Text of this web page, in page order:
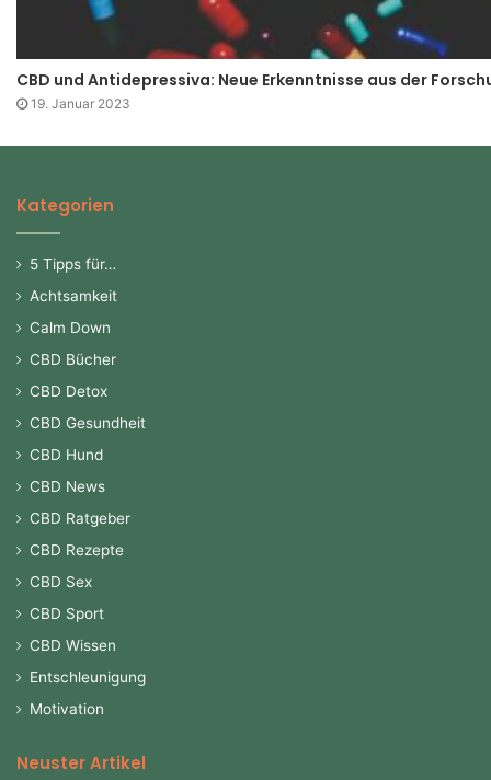
CBD und Antidepressiva: Neue Erkenntnisse aus der
19. Januar 2023
Kategorien
5 Tipps für…
Achtsamkeit
Calm Down
CBD Bücher
CBD Detox
CBD Gesundheit
CBD Hund
CBD News
CBD Ratgeber
CBD Rezepte
CBD Sex
CBD Sport
CBD Wissen
Entschleunigung
Motivation
Neuster Artikel